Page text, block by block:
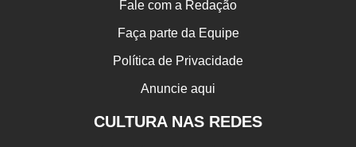
Fale com a Redação
Faça parte da Equipe
Política de Privacidade
Anuncie aqui
CULTURA NAS REDES